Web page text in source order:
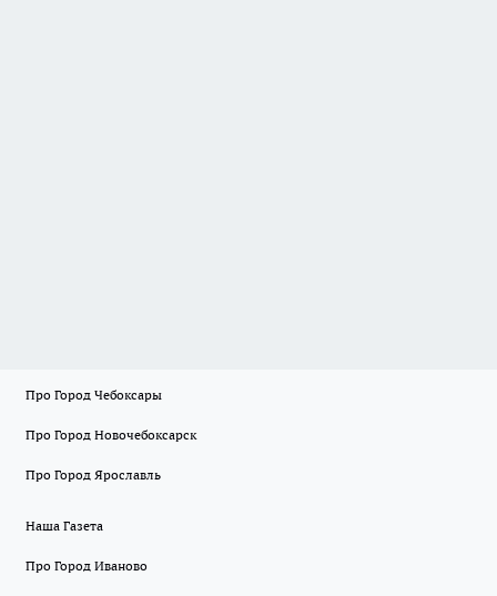
Про Город Чебоксары
Про Город Новочебоксарск
Про Город Ярославль
Наша Газета
Про Город Иваново